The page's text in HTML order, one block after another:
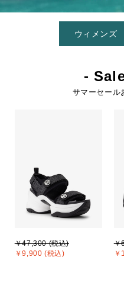
ウィメンズ
-
サマーセール
￥47,300 (税込)
￥9,900 (税込)
￥